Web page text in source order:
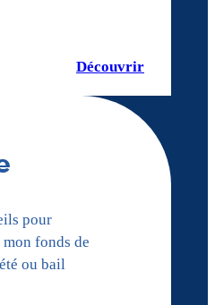
Découvrir
pour
fonds de
ou bail